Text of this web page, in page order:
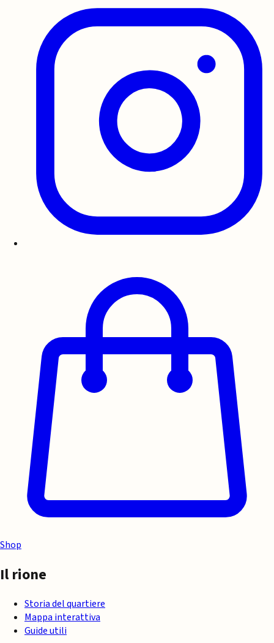
Shop
Il rione
Storia del quartiere
Mappa interattiva
Guide utili